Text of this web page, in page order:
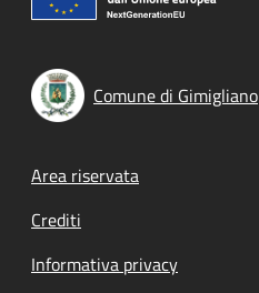
Comune di Gimigliano
Footer menu
Area riservata
Crediti
Informativa privacy